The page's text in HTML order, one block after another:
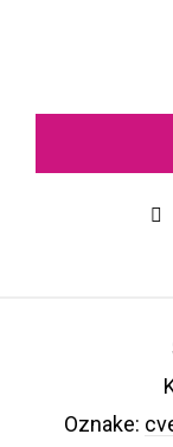
Oznake: